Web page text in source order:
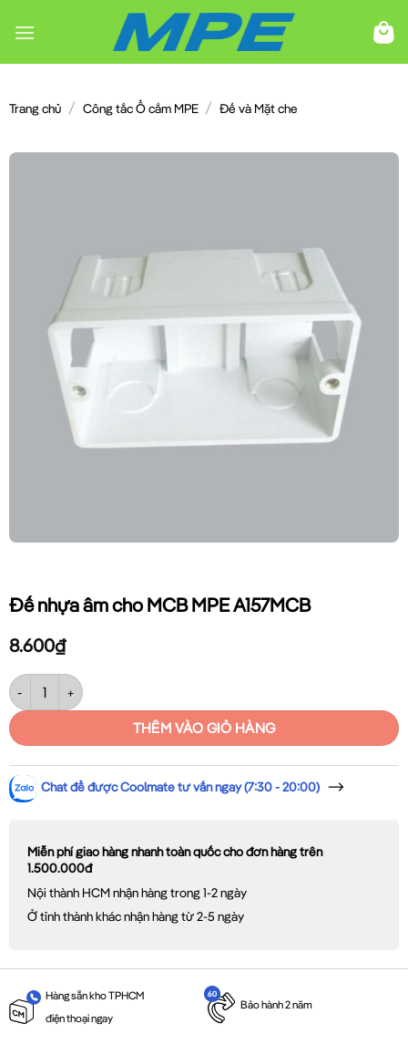
đến
Trang chủ / Công tắc Ổ cắm MPE / Đế và Mặt che
Đế nhựa âm cho MCB MPE A157MCB
8.600₫
Đế nhựa âm cho MCB MPE A157MCB số lượng
THÊM VÀO GIỎ HÀNG
Chat để được Coolmate tư vấn ngay (7:30 - 20:00)
Miễn phí giao hàng nhanh toàn quốc cho đơn hàng trên
1.500.000đ
Nội thành HCM nhận hàng trong 1-2 ngày
Ở tỉnh thành khác nhận hàng từ 2-5 ngày
Hàng sẵn kho TPHCM
điện thoại ngay
Bảo hành 2 năm